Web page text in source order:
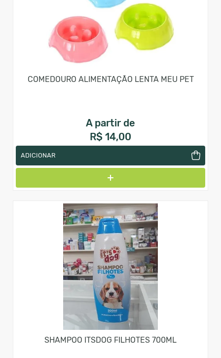
COMEDOURO ALIMENTAÇÃO LENTA MEU PET
A partir de
R$ 14,00
ADICIONAR
SHAMPOO ITSDOG FILHOTES 700ML